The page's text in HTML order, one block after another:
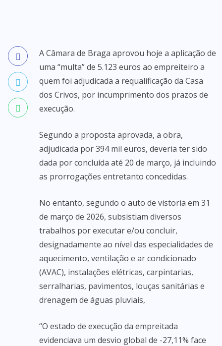
A Câmara de Braga aprovou hoje a aplicação de
uma “multa” de 5.123 euros ao empreiteiro a
quem foi adjudicada a requalificação da Casa
dos Crivos, por incumprimento dos prazos de
execução.
Segundo a proposta aprovada, a obra,
adjudicada por 394 mil euros, deveria ter sido
dada por concluída até 20 de março, já incluindo
as prorrogações entretanto concedidas.
No entanto, segundo o auto de vistoria em 31
de março de 2026, subsistiam diversos
trabalhos por executar e/ou concluir,
designadamente ao nível das especialidades de
aquecimento, ventilação e ar condicionado
(AVAC), instalações elétricas, carpintarias,
serralharias, pavimentos, louças sanitárias e
drenagem de águas pluviais,
“O estado de execução da empreitada
evidenciava um desvio global de -27,11% face